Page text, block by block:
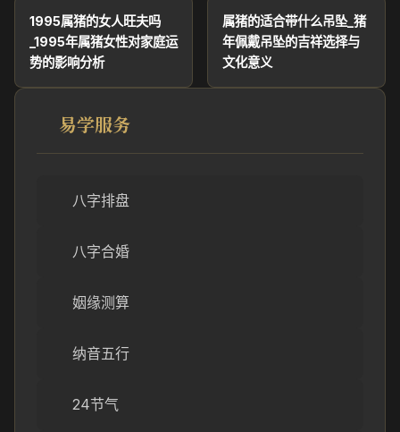
1995属猪的女人旺夫吗
_1995年属猪女性对家庭运
势的影响分析
属猪的适合带什么吊坠_猪
年佩戴吊坠的吉祥选择与
文化意义
易学服务
八字排盘
八字合婚
姻缘测算
纳音五行
24节气